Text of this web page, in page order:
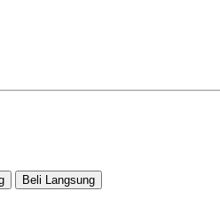
Beli Langsung